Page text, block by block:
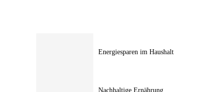
Energiesparen im Haushalt
Nachhaltige Ernährung